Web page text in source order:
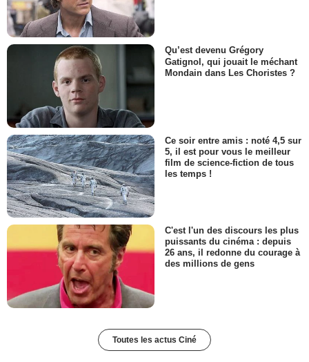
Qu’est devenu Grégory
Gatignol, qui jouait le méchant
Mondain dans Les Choristes ?
Ce soir entre amis : noté 4,5 sur
5, il est pour vous le meilleur
film de science-fiction de tous
les temps !
C'est l'un des discours les plus
puissants du cinéma : depuis
26 ans, il redonne du courage à
des millions de gens
Toutes les actus Ciné